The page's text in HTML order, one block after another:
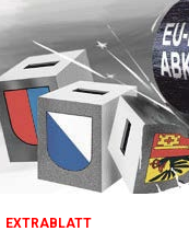
EXTRABLATT